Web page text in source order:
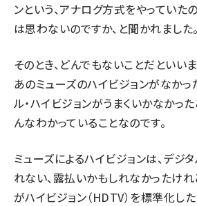
ンという、アナログ方式をやっていた
は思わないのですか、と聞かれました。
そのとき、どんでもないことだといいま
あのミューズのハイビジョンがなかっ
ル・ハイビジョンがうまくいかなかっ
んなわかっていることなのです。
ミューズによるハイビジョンは、デジ
れない、露払いかもしれなかったけれ
がハイビジョン（HDTV）を標準化し